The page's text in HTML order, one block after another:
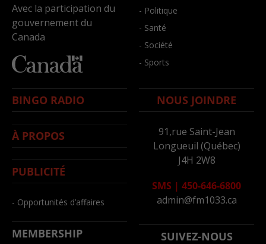
Avec la participation du
gouvernement du
Canada
- Politique
- Santé
- Société
- Sports
BINGO RADIO
À PROPOS
PUBLICITÉ
- Opportunités d’affaires
MEMBERSHIP
NOUS JOINDRE
91,rue Saint-Jean
Longueuil (Québec)
J4H 2W8
SMS | 450-646-6800
admin@fm1033.ca
SUIVEZ-NOUS